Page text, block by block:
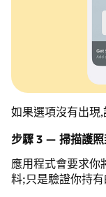
如果選項沒有出現
步驟 3 — 掃描護照
應用程式會要求你
料;只是驗證你持